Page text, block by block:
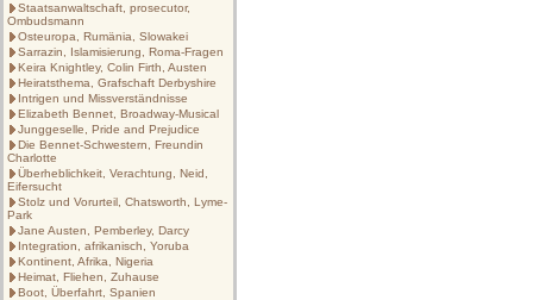
Staatsanwaltschaft, prosecutor,
Ombudsmann
Osteuropa, Rumänia, Slowakei
Sarrazin, Islamisierung, Roma-Fragen
Keira Knightley, Colin Firth, Austen
Heiratsthema, Grafschaft Derbyshire
Intrigen und Missverständnisse
Elizabeth Bennet, Broadway-Musical
Junggeselle, Pride and Prejudice
Die Bennet-Schwestern, Freundin
Charlotte
Überheblichkeit, Verachtung, Neid,
Eifersucht
Stolz und Vorurteil, Chatsworth, Lyme-
Park
Jane Austen, Pemberley, Darcy
Integration, afrikanisch, Yoruba
Kontinent, Afrika, Nigeria
Heimat, Fliehen, Zuhause
Boot, Überfahrt, Spanien